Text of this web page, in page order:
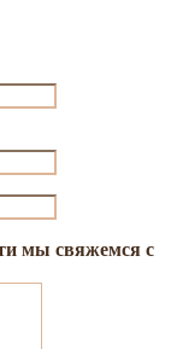
мы свяжемся с